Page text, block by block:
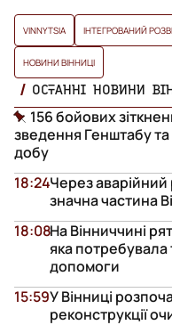
VINNYTSIA ІНТЕГРОВАНИЙ
НОВИНИ ВІННИЦІ
ОСТАННІ НОВИНИ
156 бойових
зведення Генштабу
добу
Через аварійний
значна частина
18:24
На Вінниччині
яка потребувала
допомоги
18:08
У Вінниці
реконструкції
15:59